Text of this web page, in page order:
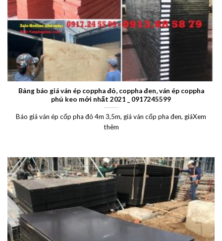
Bảng báo giá ván ép coppha đỏ, coppha đen, ván ép coppha
phủ keo mới nhất 2021 _ 0917245599
Báo giá ván ép cốp pha đỏ 4m 3,5m, giá ván cốp pha đen, giáXem
thêm